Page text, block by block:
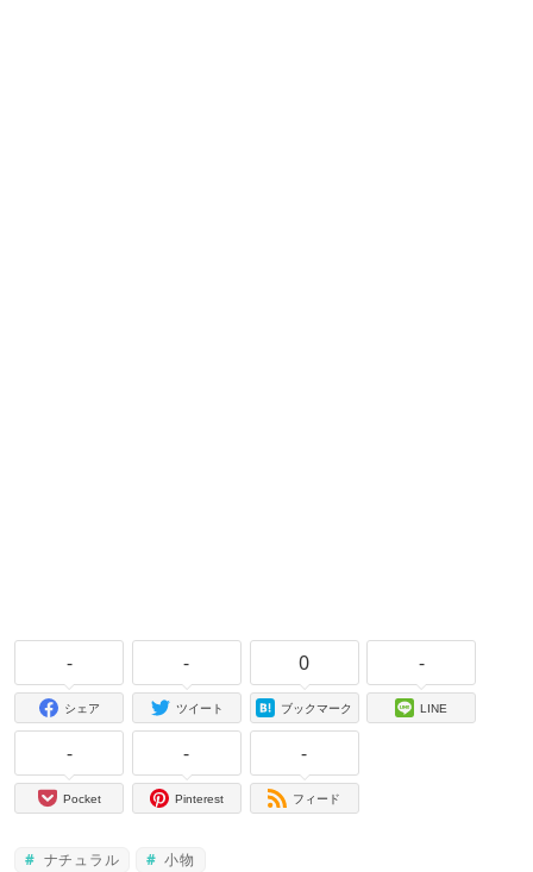
-
シェア
-
ツイート
0
ブックマーク
-
LINE
-
Pocket
-
Pinterest
-
フィード
ナチュラル 小物